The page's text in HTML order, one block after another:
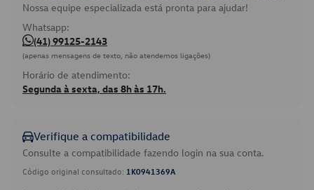
Nossa equipe especializada está pronta para ajudar!
Whatsapp:
(41) 99125-2143
(apenas mensagens de texto, não atendemos ligações)
Horário de atendimento:
Segunda à sexta, das 8h às 17h.
Verifique a compatibilidade
Consulte a compatibilidade fazendo login na sua conta.
Código original consultado: 1K0941369A